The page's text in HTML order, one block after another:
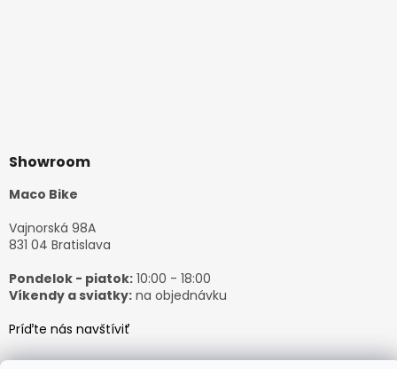
Showroom
Maco Bike
Vajnorská 98A
831 04 Bratislava
Pondelok - piatok: 10:00 - 18:00
Víkendy a sviatky: na objednávku
Príďte nás navštíviť